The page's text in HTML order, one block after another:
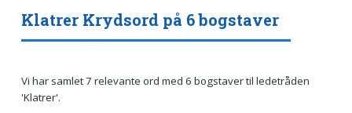
Klatrer Krydsord på 6 bogstaver
Vi har samlet 7 relevante ord med 6 bogstaver til ledetråden
'Klatrer'.